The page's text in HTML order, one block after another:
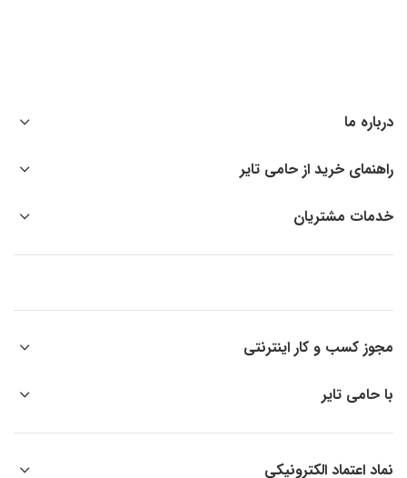
درباره ما
راهنمای خرید از حامی تایر
خدمات مشتریان
مجوز کسب و کار اینترنتی
با حامی تایر
نماد اعتماد الکترونیکی